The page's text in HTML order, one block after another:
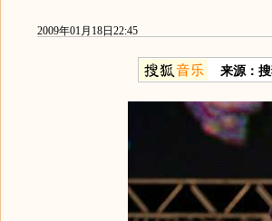
2009年01月18日22:45
来源：